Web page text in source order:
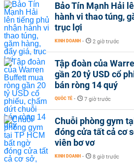
Bảo Tín Mạnh Hải
hành vi thao túng,
trục lợi
KINH DOANH - 2 giờ trước
Tập đoàn của
gần 20 tỷ USD cổ
bán ròng 14 quý
QUỐC TẾ - 7 giờ trước
Chuỗi phòng gym
đóng cửa tất cả cơ
viên bơ vơ
KINH DOANH - 8 giờ trước